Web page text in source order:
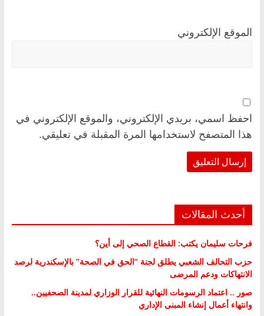
الموقع الإلكتروني
احفظ اسمي، بريدي الإلكتروني، والموقع الإلكتروني في
هذا المتصفح لاستخدامها المرة المقبلة في تعليقي.
أحدث المقالات
فرحات سليمان يكتب: القطاع الصحي إلى أين؟
حزب التحالف الشعبي يطلق لجنة “الحق في الصحة” بالإسكندرية لرصد
الانتهاكات ودعم المرضى
صور .. اعتماد الرسومات النهائية للقرار الوزاري لمدينة الصحفيين..
وانتهاء أعمال إنشاء المبنى الإداري